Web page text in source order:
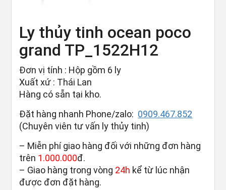
Ly thủy tinh ocean poco
grand TP_1522H12
Đơn vị tính : Hộp gồm 6 ly
Xuất xứ : Thái Lan
Hàng có sẵn tại kho.
Đặt hàng nhanh Phone/zalo: 0909.467.852
(Chuyên viên tư vấn ly thủy tinh)
– Miễn phí giao hàng đối với những đơn hàng
trên 1.000.000đ.
– Giao hàng trong vòng 24h kể từ lúc nhận
được đơn đặt hàng.